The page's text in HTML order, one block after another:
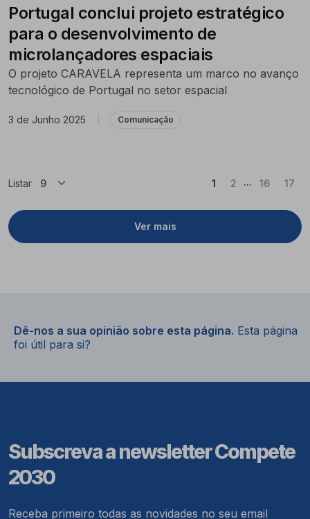
Portugal conclui projeto estratégico
para o desenvolvimento de
microlançadores espaciais
O projeto CARAVELA representa um marco no avanço
tecnológico de Portugal no setor espacial
3 de Junho 2025 Comunicação
Listar
Ver mais
1 (Atual)
2 ... 16 17
Dê-nos a sua opinião sobre esta página. Esta página
foi útil para si?
Subscreva a newsletter Compete
2030
Receba primeiro todas as novidades no seu email